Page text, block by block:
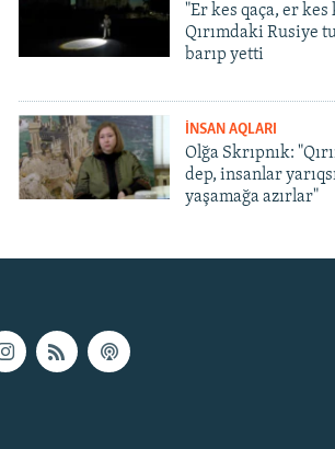
"Er kes qaça, er kes
Qırımdaki Rusiye
barıp yetti
İNSAN AQLARI
Olğa Skrıpnık:
dep, insanlar
yaşamağa azırlar"